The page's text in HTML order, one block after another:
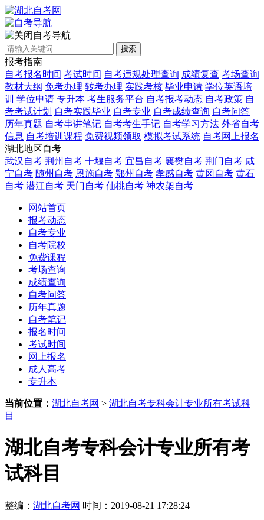
自考导航
搜索
报考指南
自考报名时间 考试时间 自考违规处理查询 成绩复查 考场查询
教材大纲 免考办理 转考办理 实践考核 毕业申请 学位英语培
训 学位申请 专升本 考生服务平台 自考报考动态 自考政策 自
考考试计划 自考实践毕业 自考专业 自考成绩查询 自考问答
历年真题 自考串讲笔记 自考考生手记 自考学习方法 外省自考
信息 自考培训课程 免费视频领取 模拟考试系统 自考网上报名
湖北地区自考
武汉自考 荆州自考 十堰自考 宜昌自考 襄樊自考 荆门自考 咸
宁自考 随州自考 恩施自考 鄂州自考 孝感自考 黄冈自考 黄石
自考 潜江自考 天门自考 仙桃自考 神农架自考
网站首页
报考动态
自考专业
自考院校
免费课程
考场查询
成绩查询
自考问答
历年真题
自考笔记
报名时间
考试时间
网上报名
成人高考
专升本
当前位置： 湖北自考网 > 湖北自考专科会计专业所有考试科
目
湖北自考专科会计专业所有考
试科目
整编： 湖北自考网 时间：2019-08-21 17:28:24